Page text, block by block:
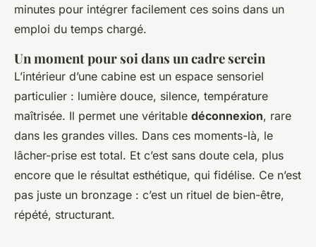
minutes pour intégrer facilement ces soins dans un
emploi du temps chargé.
Un moment pour soi dans un cadre serein
L’intérieur d’une cabine est un espace sensoriel
particulier : lumière douce, silence, température
maîtrisée. Il permet une véritable déconnexion, rare
dans les grandes villes. Dans ces moments-là, le
lâcher-prise est total. Et c’est sans doute cela, plus
encore que le résultat esthétique, qui fidélise. Ce n’est
pas juste un bronzage : c’est un rituel de bien-être,
répété, structurant.